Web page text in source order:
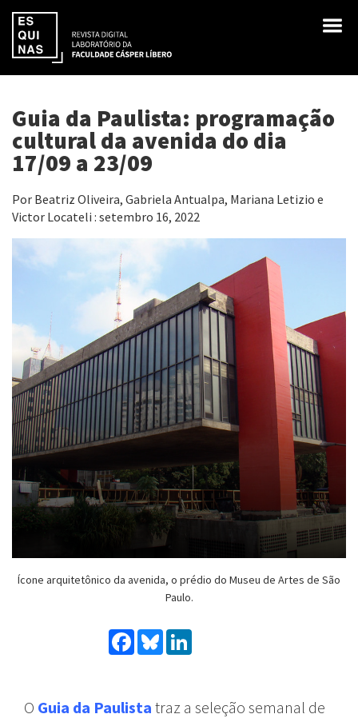
Guia da Paulista: programação
cultural da avenida do dia
17/09 a 23/09
Por Beatriz Oliveira, Gabriela Antualpa, Mariana Letizio e
Victor Locateli : setembro 16, 2022
Ícone arquitetônico da avenida, o prédio do Museu de Artes de São
Paulo.
Facebook
Bluesky
O Guia da Paulista traz a seleção semanal de